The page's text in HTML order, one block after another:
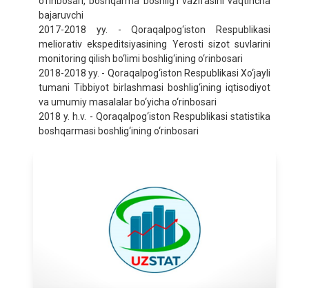
bajaruvchi
2017-2018 yy. - Qoraqalpog‘iston Respublikasi
meliorativ ekspeditsiyasining Yerosti sizot suvlarini
monitoring qilish bo‘limi boshlig‘ining o‘rinbosari
2018-2018 yy. - Qoraqalpog‘iston Respublikasi Xo‘jayli
tumani Tibbiyot birlashmasi boshlig‘ining iqtisodiyot
va umumiy masalalar bo‘yicha o‘rinbosari
2018 y. h.v. - Qoraqalpog‘iston Respublikasi statistika
boshqarmasi boshlig‘ining o‘rinbosari